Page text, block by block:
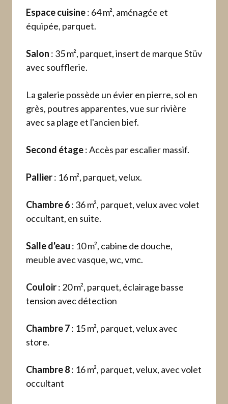
Espace cuisine: 64 m², aménagée et
équipée, parquet.
Salon : 35 m², parquet, insert de marque Stüv
avec soufflerie.
La galerie possède un évier en pierre, sol en
grès, poutres apparentes, vue sur rivière
avec sa plage et l'ancien bief.
Second étage: Accès par escalier massif.
Pallier: 16 m², parquet, velux.
Chambre 6: 36 m², parquet, velux avec volet
occultant, en suite.
Salle d'eau : 10 m², cabine de douche,
meuble avec vasque, wc, vmc.
Couloir: 20 m², parquet, éclairage basse
tension avec détection
Chambre 7: 15 m², parquet, velux avec
store.
Chambre 8: 16 m², parquet, velux, avec volet
occultant